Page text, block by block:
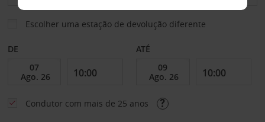
Escolher uma estação de devolução diferente
DE ATÉ
Condutor com mais de 25 anos